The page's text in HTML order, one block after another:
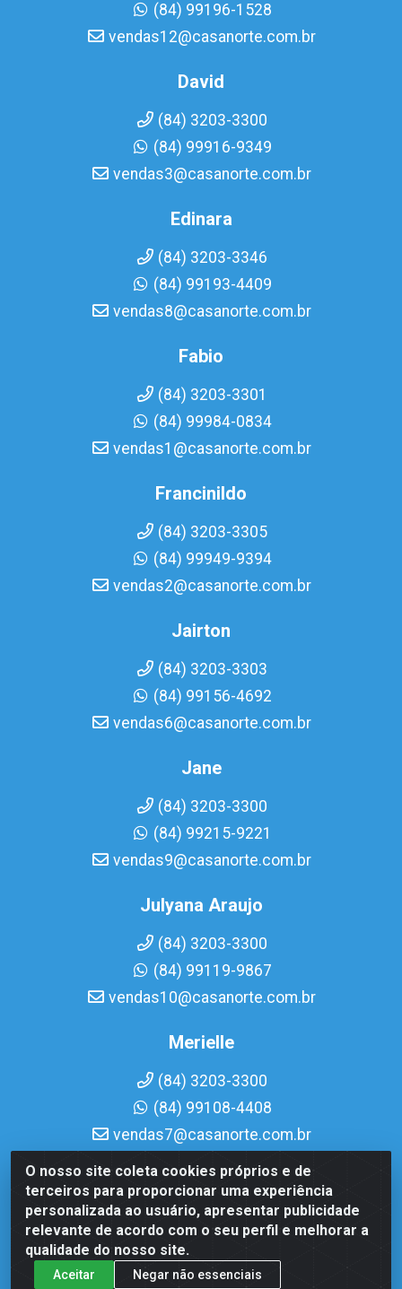
O nosso site coleta cookies próprios e de
terceiros para proporcionar uma experiência
personalizada ao usuário, apresentar publicidade
relevante de acordo com o seu perfil e melhorar a
qualidade do nosso site.
Aceitar Negar não essenciais
(84) 99196-1528
vendas12@casanorte.com.br
David
(84) 3203-3300
(84) 99916-9349
vendas3@casanorte.com.br
Edinara
(84) 3203-3346
(84) 99193-4409
vendas8@casanorte.com.br
Fabio
(84) 3203-3301
(84) 99984-0834
vendas1@casanorte.com.br
Francinildo
(84) 3203-3305
(84) 99949-9394
vendas2@casanorte.com.br
Jairton
(84) 3203-3303
(84) 99156-4692
vendas6@casanorte.com.br
Jane
(84) 3203-3300
(84) 99215-9221
vendas9@casanorte.com.br
Julyana Araujo
(84) 3203-3300
(84) 99119-9867
vendas10@casanorte.com.br
Merielle
(84) 3203-3300
(84) 99108-4408
vendas7@casanorte.com.br
Casa Norte LTDA - Av. Interventor Mário Câmara, 1815 - Dix-
Sept Rosado, Natal/RN - CEP 59054-600 - CNPJ
08.713.513/0001-51